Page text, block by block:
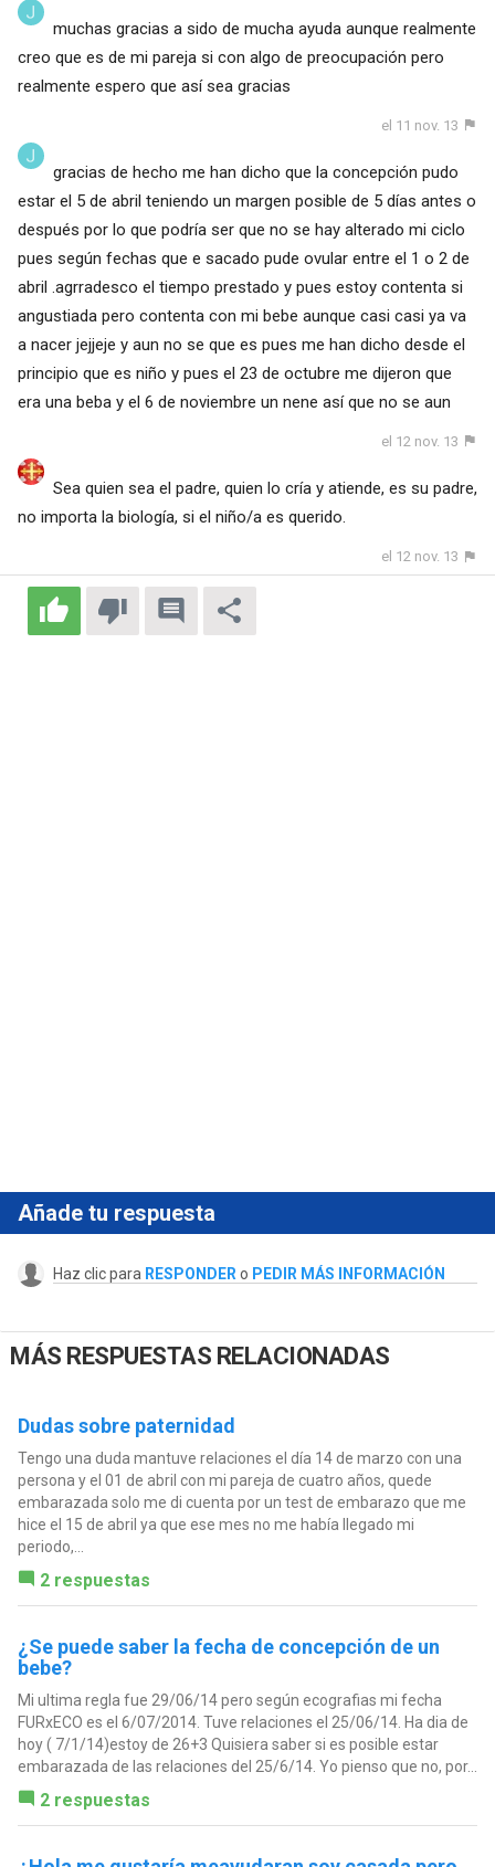
muchas gracias a sido de mucha ayuda aunque realmente
creo que es de mi pareja si con algo de preocupación pero
realmente espero que así sea gracias
el 11 nov. 13
gracias de hecho me han dicho que la concepción pudo
estar el 5 de abril teniendo un margen posible de 5 días antes o
después por lo que podría ser que no se hay alterado mi ciclo
pues según fechas que e sacado pude ovular entre el 1 o 2 de
abril .agrradesco el tiempo prestado y pues estoy contenta si
angustiada pero contenta con mi bebe aunque casi casi ya va
a nacer jejjeje y aun no se que es pues me han dicho desde el
principio que es niño y pues el 23 de octubre me dijeron que
era una beba y el 6 de noviembre un nene así que no se aun
el 12 nov. 13
Sea quien sea el padre, quien lo cría y atiende, es su padre,
no importa la biología, si el niño/a es querido.
el 12 nov. 13
Añade tu respuesta
Haz clic para RESPONDER o PEDIR MÁS INFORMACIÓN
MÁS RESPUESTAS RELACIONADAS
Dudas sobre paternidad
Tengo una duda mantuve relaciones el día 14 de marzo con una
persona y el 01 de abril con mi pareja de cuatro años, quede
embarazada solo me di cuenta por un test de embarazo que me
hice el 15 de abril ya que ese mes no me había llegado mi
periodo,...
2 respuestas
¿Se puede saber la fecha de concepción de un
bebe?
Mi ultima regla fue 29/06/14 pero según ecografias mi fecha
FURxECO es el 6/07/2014. Tuve relaciones el 25/06/14. Ha dia de
hoy ( 7/1/14)estoy de 26+3 Quisiera saber si es posible estar
embarazada de las relaciones del 25/6/14. Yo pienso que no, por...
2 respuestas